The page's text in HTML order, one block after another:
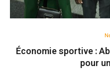
Économie sportive :
pour